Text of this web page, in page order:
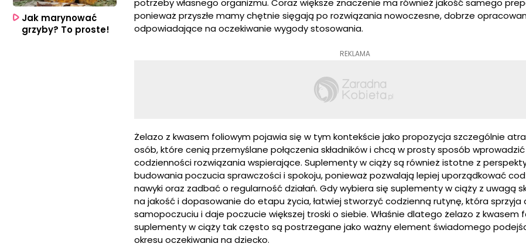
potrzeby własnego organizmu. Coraz większe znaczenie ma również jakość samego
ponieważ przyszłe mamy chętnie sięgają po rozwiązania nowoczesne, dobrze
odpowiadające na oczekiwanie wygody stosowania.
REKLAMA
Żelazo z kwasem foliowym pojawia się w tym kontekście jako propozycja szczególnie
osób, które cenią przemyślane połączenia składników i chcą w prosty sposób
codzienności rozwiązania wspierające. Suplementy w ciąży są również istotne z
budowania poczucia sprawczości i spokoju, ponieważ pozwalają lepiej uporządkować
nawyki oraz zadbać o regularność działań. Gdy wybiera się suplementy w ciąży z uwagą
na jakość i dopasowanie do etapu życia, łatwiej stworzyć codzienną rutynę, która sprzyja
samopoczuciu i daje poczucie większej troski o siebie. Właśnie dlatego żelazo z kwasem
suplementy w ciąży tak często są postrzegane jako ważny element świadomego
okresu oczekiwania na dziecko.
Jak marynować
grzyby? To proste!